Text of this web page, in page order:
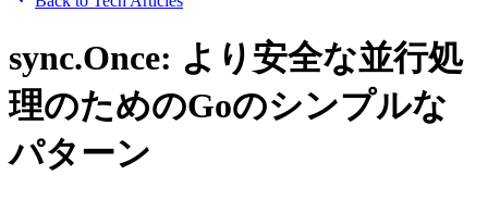
sync.Once: より安全な並行処
理のためのGoのシンプルな
パターン